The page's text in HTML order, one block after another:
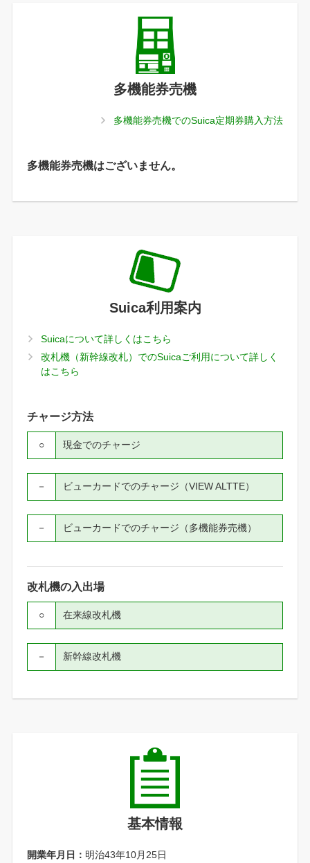
多機能券売機
多機能券売機でのSuica定期券購入方法
多機能券売機はございません。
Suica利用案内
Suicaについて詳しくはこちら
改札機（新幹線改札）でのSuicaご利用について詳しく
はこちら
チャージ方法
現金でのチャージ
○
ビューカードでのチャージ（VIEW ALTTE）
－
ビューカードでのチャージ（多機能券売機）
－
改札機の入出場
在来線改札機
○
新幹線改札機
－
基本情報
開業年月日： 明治43年10月25日